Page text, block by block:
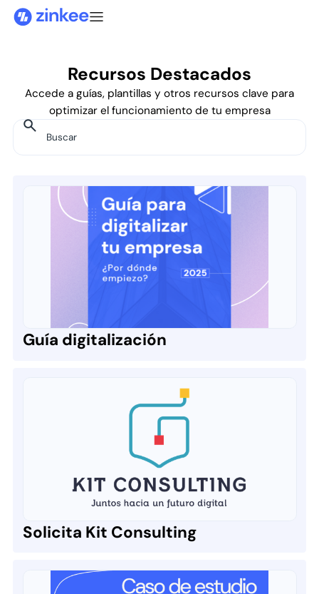
Recursos Destacados
Accede a guías, plantillas y otros recursos clave para
optimizar el funcionamiento de tu empresa
Guía digitalización
Solicita Kit Consulting